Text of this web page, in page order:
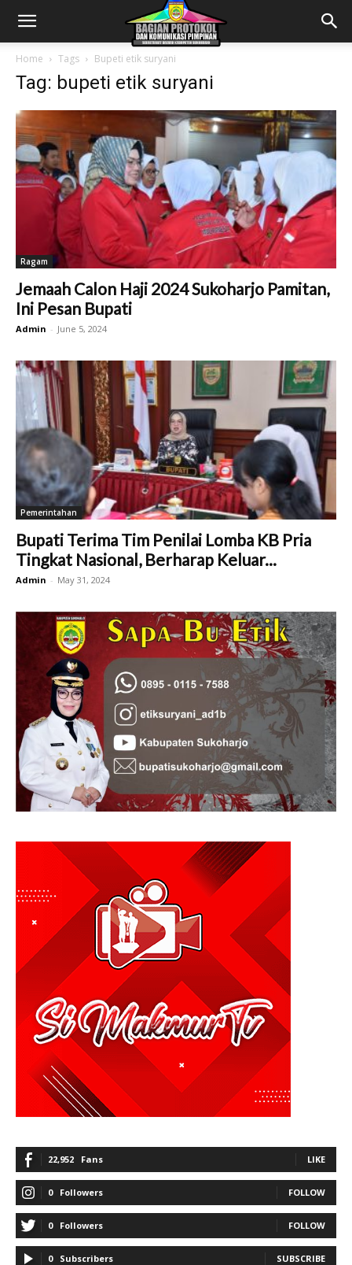
Home Tags Bupeti etik suryani
Tag: bupeti etik suryani
Ragam
Jemaah Calon Haji 2024 Sukoharjo Pamitan,
Ini Pesan Bupati
Admin - June 5, 2024
Pemerintahan
Bupati Terima Tim Penilai Lomba KB Pria
Tingkat Nasional, Berharap Keluar...
Admin - May 31, 2024
22,952 Fans LIKE
0 Followers FOLLOW
0 Followers FOLLOW
0 Subscribers SUBSCRIBE